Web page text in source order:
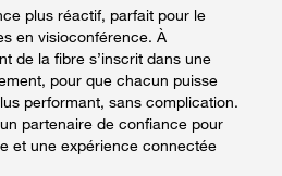
plus réactif, parfait pour le
en visioconférence. À
de la fibre s’inscrit dans une
pour que chacun puisse
performant, sans complication.
partenaire de confiance pour
et une expérience connectée